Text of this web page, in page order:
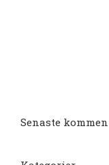
Senaste